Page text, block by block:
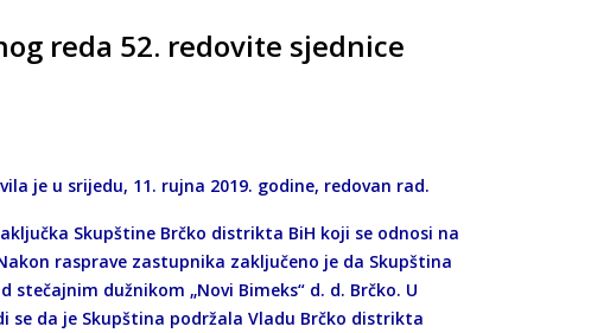
reda 52. redovite sjednice
je u srijedu, 11. rujna 2019. godine, redovan rad.
Skupštine Brčko distrikta BiH koji se odnosi na
rasprave zastupnika zaključeno je da Skupština
dužnikom „Novi Bimeks“ d. d. Brčko. U
se da je Skupština podržala Vladu Brčko distrikta